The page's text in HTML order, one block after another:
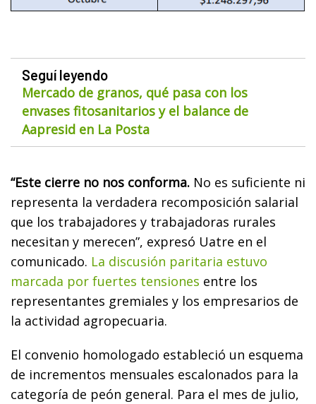
Seguí leyendo
Mercado de granos, qué pasa con los
envases fitosanitarios y el balance de
Aapresid en La Posta
“Este cierre no nos conforma. No es suficiente ni
representa la verdadera recomposición salarial
que los trabajadores y trabajadoras rurales
necesitan y merecen”, expresó Uatre en el
comunicado. La discusión paritaria estuvo
marcada por fuertes tensiones entre los
representantes gremiales y los empresarios de
la actividad agropecuaria.
El convenio homologado estableció un esquema
de incrementos mensuales escalonados para la
categoría de peón general. Para el mes de julio,